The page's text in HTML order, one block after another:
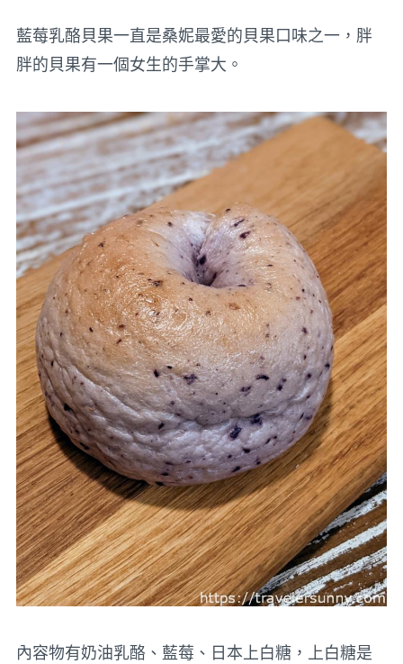
藍莓乳酪貝果一直是桑妮最愛的貝果口味之一，胖
胖的貝果有一個女生的手掌大。
內容物有奶油乳酪、藍莓、日本上白糖，上白糖是